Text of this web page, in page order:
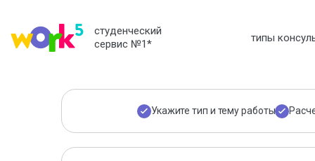
студенческий
сервис №1* типы
Укажите тип и тему работы